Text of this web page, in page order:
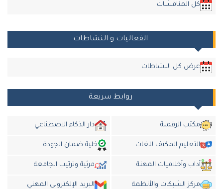
كل المناقشات
الفعاليات و النشاطات
عرض كل النشاطات
روابط سريعة
مكتب الرقمنة دار الذكاء الاضطناعي
التعليم المكثف للغات خلية ضمان الجودة
أداب وأخلاقيات المهنة مرئية وترتيب الجامعة
مركز الشبكات والأنظمة البريد الإلكتروني المهني